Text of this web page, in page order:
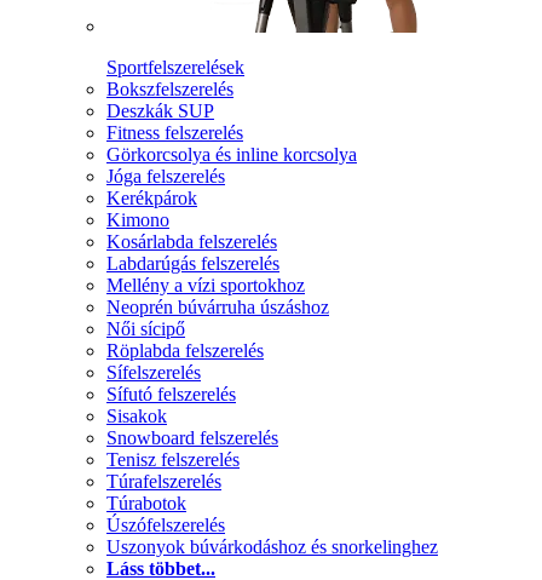
Sportfelszerelések
Bokszfelszerelés
Deszkák SUP
Fitness felszerelés
Görkorcsolya és inline korcsolya
Jóga felszerelés
Kerékpárok
Kimono
Kosárlabda felszerelés
Labdarúgás felszerelés
Mellény a vízi sportokhoz
Neoprén búvárruha úszáshoz
Női sícipő
Röplabda felszerelés
Sífelszerelés
Sífutó felszerelés
Sisakok
Snowboard felszerelés
Tenisz felszerelés
Túrafelszerelés
Túrabotok
Úszófelszerelés
Uszonyok búvárkodáshoz és snorkelinghez
Láss többet...